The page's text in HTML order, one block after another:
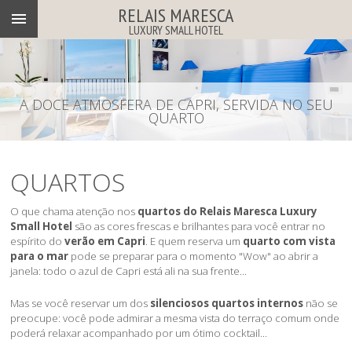
RELAIS MARESCA
LUXURY SMALL HOTEL
A DOCE ATMOSFERA DE CAPRI, SERVIDA NO SEU
QUARTO
QUARTOS
O que chama atenção nos quartos do Relais Maresca Luxury
Small Hotel são as cores frescas e brilhantes para você entrar no
espírito doverão em Capri. E quem reserva um quarto com vista
para o mar pode se preparar para o momento "Wow" ao abrir a
janela: todo o azul de Capri está ali na sua frente...
Mas se você reservar um dos silenciosos quartos internos não se
preocupe: você pode admirar a mesma vista do terraço comum onde
poderá relaxar acompanhado por um ótimo cocktail...